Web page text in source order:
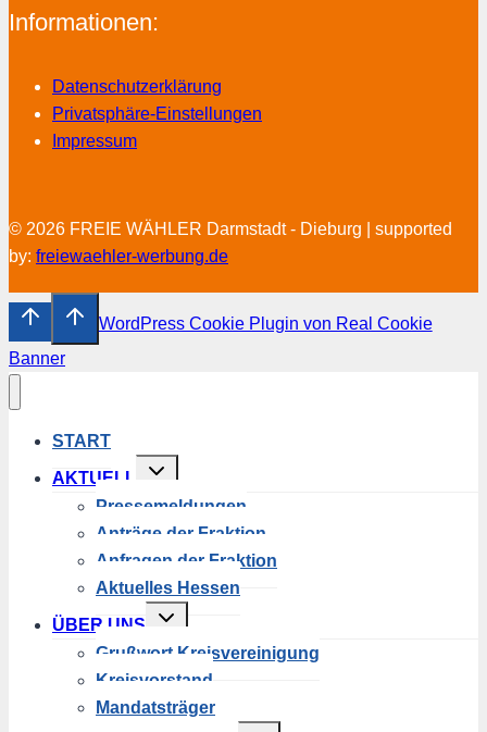
Informationen:
Datenschutzerklärung
Privatsphäre-Einstellungen
Impressum
© 2026 FREIE WÄHLER Darmstadt - Dieburg | supported
by: freiewaehler-werbung.de
WordPress Cookie Plugin von Real Cookie
Banner
START
AKTUELL
Untermenü
umschalten
Pressemeldungen
Anträge der Fraktion
Anfragen der Fraktion
Aktuelles Hessen
ÜBER UNS
Untermenü
umschalten
Grußwort Kreisvereinigung
Kreisvorstand
Mandatsträger